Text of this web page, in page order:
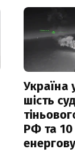
Україна
шість
РФ та 10